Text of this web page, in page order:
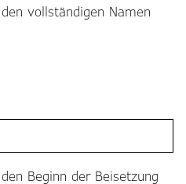
vollständigen Namen
Beginn der Beisetzung